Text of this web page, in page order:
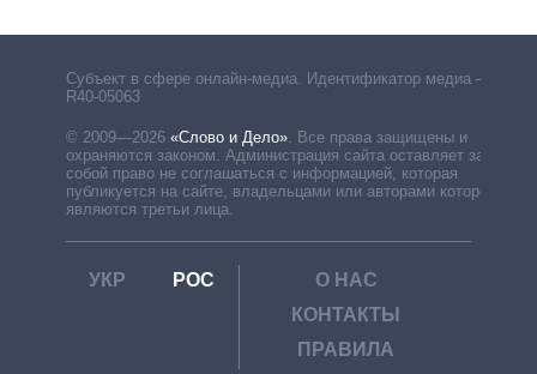
Субъект в сфере онлайн-медиа. Идентификатор медиа –
R40-05063
© 2009—2026 «Слово и Дело» Все права защищены и
охраняются законом. Администрация сайта оставляет за
собой право не соглашаться с информацией, которая
публикуется на сайте, владельцами или авторами которой
являются третьи лица.
УКР РОС
О НАС
КОНТАКТЫ
ПРАВИЛА